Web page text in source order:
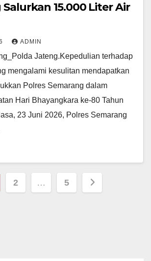
15.000 Liter Air
ADMIN
Jateng.Kepedulian terhadap
mengalami kesulitan mendapatkan
Polres Semarang dalam
Hari Bhayangkara ke-80 Tahun
23 Juni 2026, Polres Semarang
2 … 5